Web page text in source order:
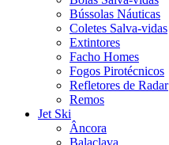
Bússolas Náuticas
Coletes Salva-vidas
Extintores
Facho Homes
Fogos Pirotécnicos
Refletores de Radar
Remos
Jet Ski
Âncora
Balaclava